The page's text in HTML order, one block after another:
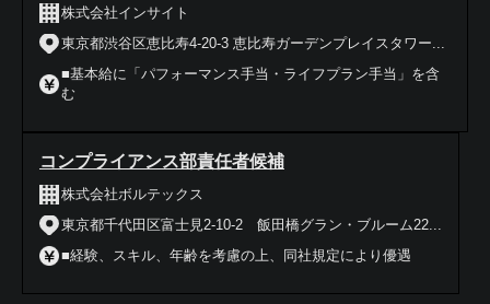
株式会社インサイト
東京都渋谷区恵比寿4-20-3 恵比寿ガーデンプレイスタワー...
■基本給に「パフォーマンス手当・ライフプラン手当」を含
む
コンプライアンス部責任者候補
株式会社ボルテックス
東京都千代田区富士見2-10-2 飯田橋グラン・ブルーム22...
■経験、スキル、年齢を考慮の上、同社規定により優遇